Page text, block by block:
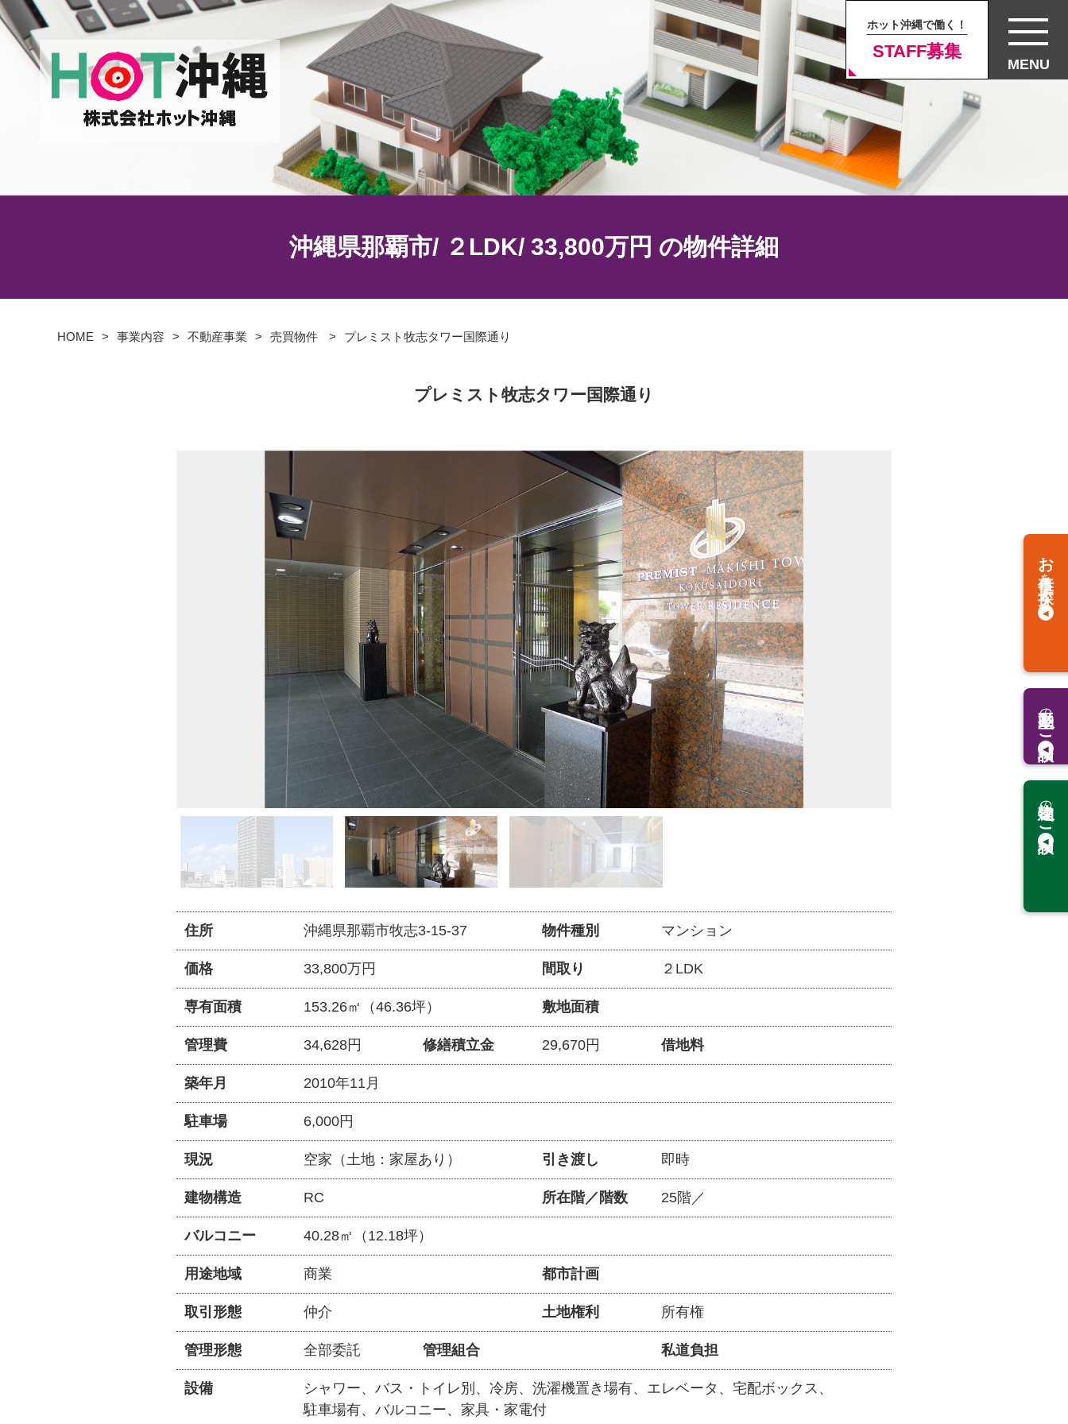
ホット沖縄で働く！
STAFF募集
MENU
お仕事
を
探す
の
ご相談
の
ご相談
沖縄県那覇市/ ２LDK/ 33,800万円 の物件詳細
HOME 事業内容 不動産事業 売買物件 プレミスト牧志タワー国際通り
プレミスト牧志タワー国際通り
住所 沖縄県那覇市牧志3-15‐37 物件種別 マンション
価格 33,800万円 間取り ２LDK
専有面積 153.26㎡（46.36坪） 敷地面積
管理費 34,628円 修繕積立金 29,670円 借地料
築年月 2010年11月
駐車場 6,000円
現況 空家（土地：家屋あり） 引き渡し 即時
建物構造 RC 所在階／階数 25階／
バルコニー 40.28㎡（12.18坪）
用途地域 商業 都市計画
取引形態 仲介 土地権利 所有権
管理形態 全部委託 管理組合 私道負担
設備 シャワー バス・トイレ別 冷房 洗濯機置き場有 エレベータ
宅配ボックス
駐車場有
バルコニー 家具・家電付